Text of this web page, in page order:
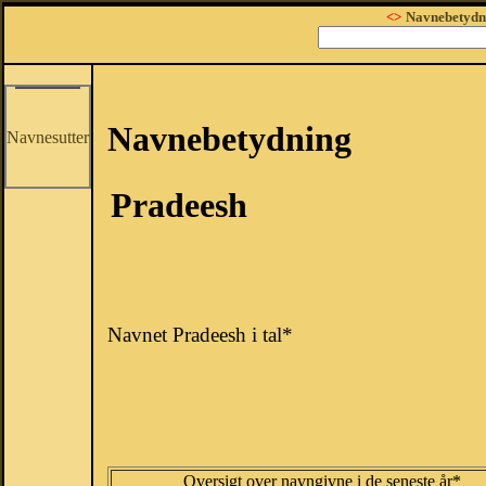
<>
Navnesutter
Navnebetydning
Pradeesh
Navnet Pradeesh i tal*
Oversigt over navngivne i de seneste år*